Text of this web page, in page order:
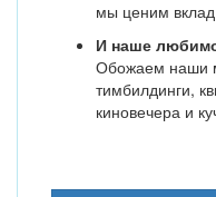
мы ценим
И наше
Обожаем наши
тимбилдинги,
киновечера и